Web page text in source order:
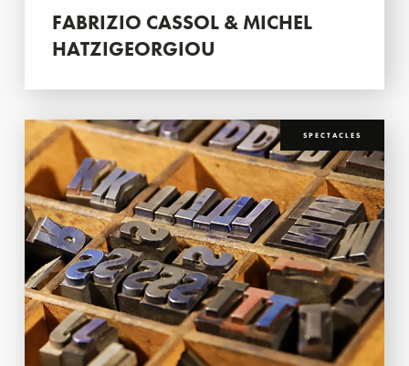
FABRIZIO CASSOL & MICHEL
HATZIGEORGIOU
SPECTACLES